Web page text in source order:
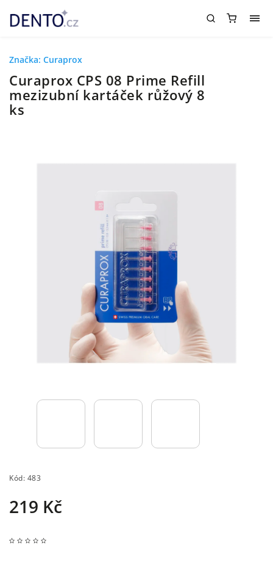
Curaprox CPS 08 Prime Refill
mezizubní kartáček růžový 8
ks
Kód: 483
219 Kč
Značka: Curaprox